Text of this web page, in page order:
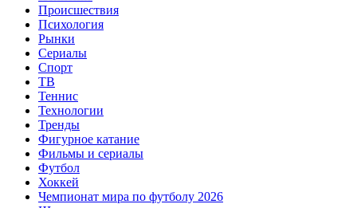
Происшествия
Психология
Рынки
Сериалы
Спорт
ТВ
Теннис
Технологии
Тренды
Фигурное катание
Фильмы и сериалы
Футбол
Хоккей
Чемпионат мира по футболу 2026